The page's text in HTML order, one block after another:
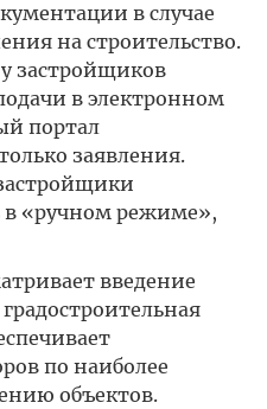
в случае
на строительство.
застройщиков
в электронном
портал
заявления.
«ручном режиме»,
введение
по наиболее
объектов.